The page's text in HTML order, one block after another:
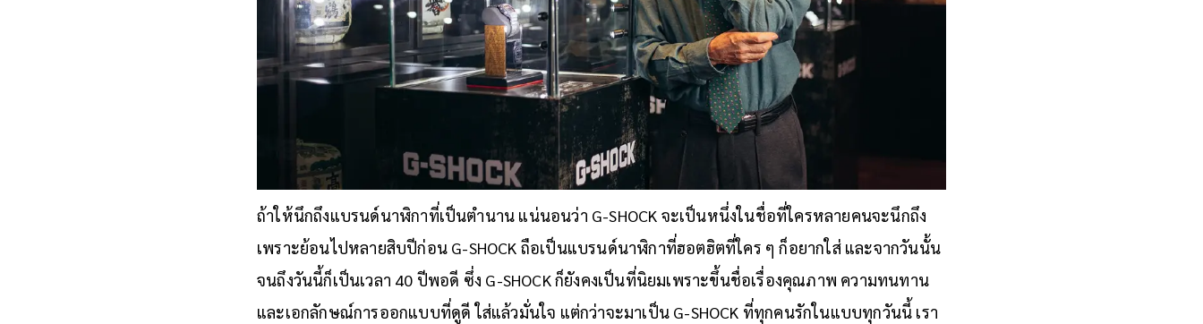
ถ้าให้นึกถึงแบรนด์นาฬิกาที่เป็นตำนาน แน่นอนว่า G-SHOCK จะเป็นหนึ่งในชื่อที่ใครหลายคนจะนึกถึง
เพราะย้อนไปหลายสิบปีก่อน G-SHOCK ถือเป็นแบรนด์นาฬิกาที่ฮอตฮิตที่ใคร ๆ ก็อยากใส่ และจากวันนั้น
จนถึงวันนี้ก็เป็นเวลา 40 ปีพอดี ซึ่ง G-SHOCK ก็ยังคงเป็นที่นิยมเพราะขึ้นชื่อเรื่องคุณภาพ ความทนทาน
และเอกลักษณ์การออกแบบที่ดูดี ใส่แล้วมั่นใจ แต่กว่าจะมาเป็น G-SHOCK ที่ทุกคนรักในแบบทุกวันนี้ เรา